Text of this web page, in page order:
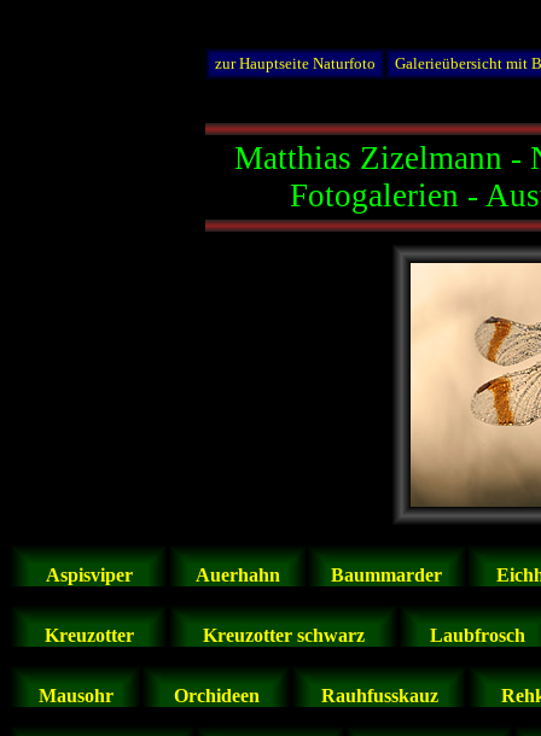
zur Hauptseite Naturfoto Galerieübersicht
Matthias Zizelmann -
Fotogalerien -
Aspisviper Auerhahn Baummarder
Kreuzotter Kreuzotter schwarz Laubfrosch
Mausohr Orchideen Rauhfusskauz